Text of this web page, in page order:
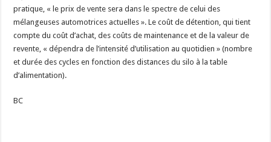
pratique, « le prix de vente sera dans le spectre de celui des
mélangeuses automotrices actuelles ». Le coût de détention, qui tient
compte du coût d’achat, des coûts de maintenance et de la valeur de
revente, « dépendra de l’intensité d’utilisation au quotidien » (nombre
et durée des cycles en fonction des distances du silo à la table
d’alimentation).
BC